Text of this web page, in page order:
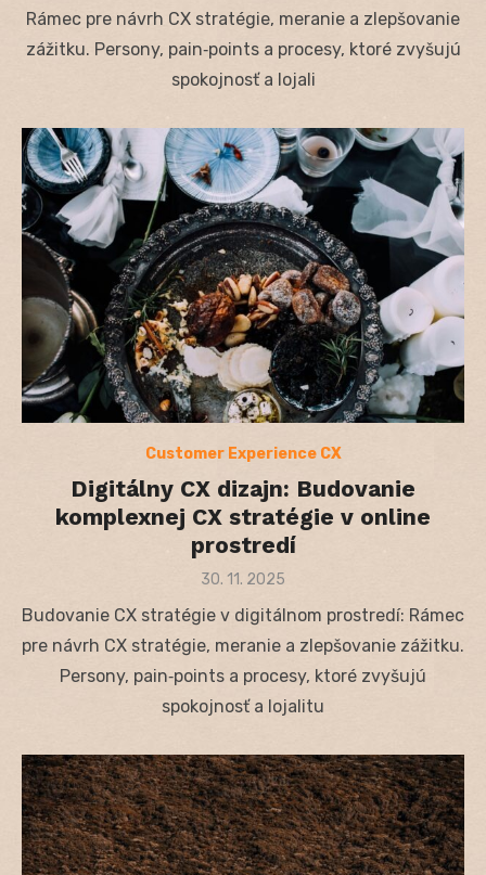
Rámec pre návrh CX stratégie, meranie a zlepšovanie
zážitku. Persony, pain‑points a procesy, ktoré zvyšujú
spokojnosť a lojali
Customer Experience CX
Digitálny CX dizajn: Budovanie
komplexnej CX stratégie v online
prostredí
Posted
30. 11. 2025
Budovanie CX stratégie v digitálnom prostredí: Rámec
pre návrh CX stratégie, meranie a zlepšovanie zážitku.
Persony, pain‑points a procesy, ktoré zvyšujú
spokojnosť a lojalitu